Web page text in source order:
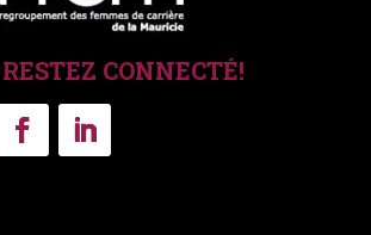
RESTEZ CONNECTÉ!